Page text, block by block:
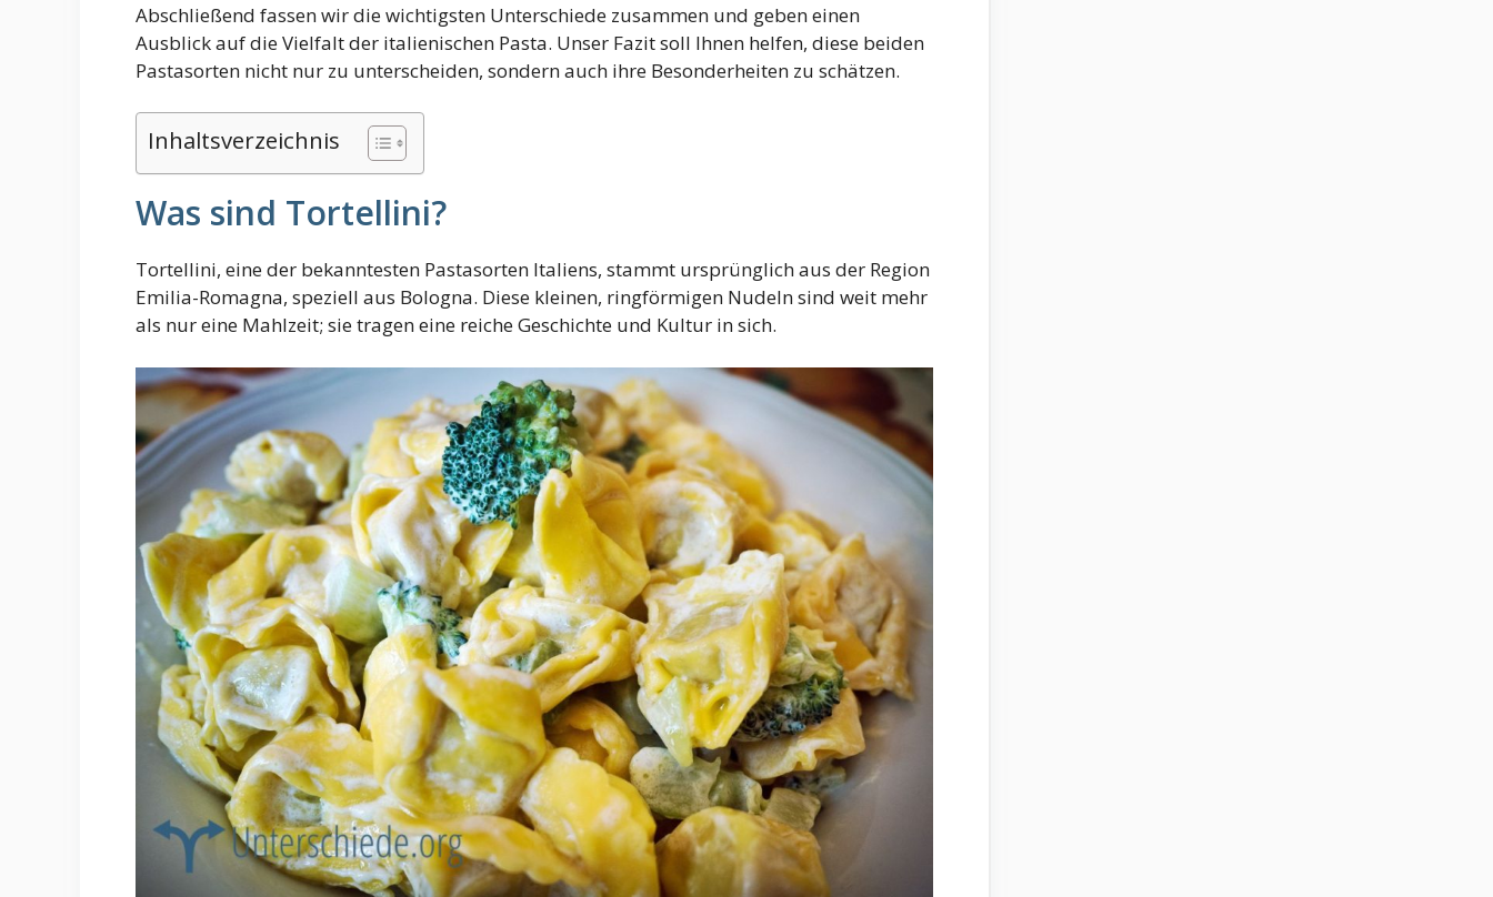
Abschließend fassen wir die wichtigsten Unterschiede zusammen und geben einen
Ausblick auf die Vielfalt der italienischen Pasta. Unser Fazit soll Ihnen helfen, diese beiden
Pastasorten nicht nur zu unterscheiden, sondern auch ihre Besonderheiten zu schätzen.
Inhaltsverzeichnis
Was sind Tortellini?
Tortellini, eine der bekanntesten Pastasorten Italiens, stammt ursprünglich aus der Region
Emilia-Romagna, speziell aus Bologna. Diese kleinen, ringförmigen Nudeln sind weit mehr
als nur eine Mahlzeit; sie tragen eine reiche Geschichte und Kultur in sich.